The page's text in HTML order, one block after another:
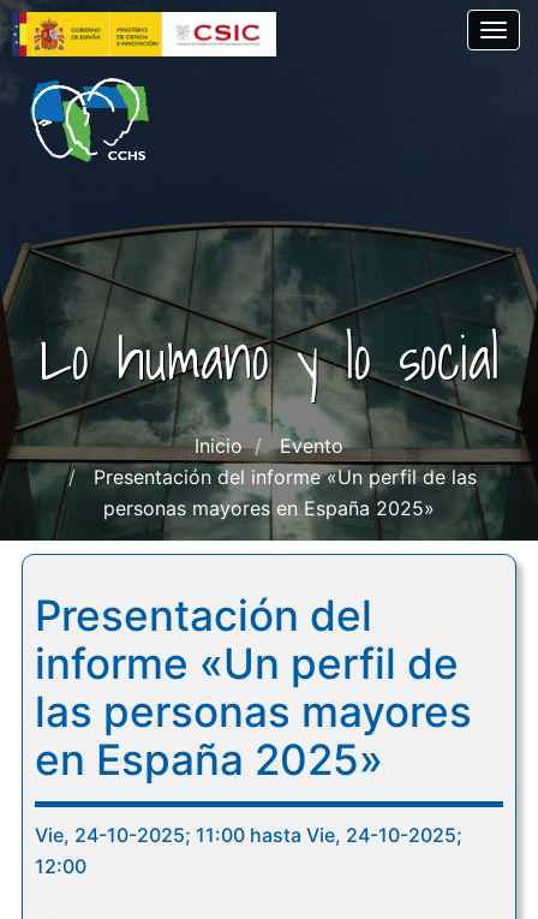
Pasar
al
contenido
principal
Lo humano y lo social
Inicio
Evento
Presentación del informe «Un perfil de las
personas mayores en España 2025»
Presentación del
informe «Un perfil de
las personas mayores
en España 2025»
Vie, 24-10-2025; 11:00 hasta Vie, 24-10-2025;
12:00